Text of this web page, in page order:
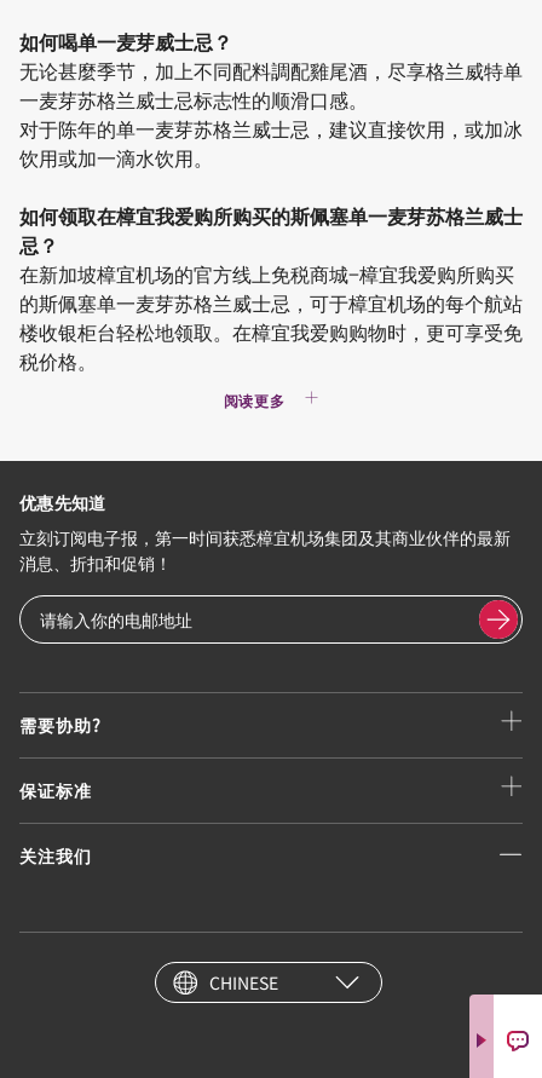
如何喝单一麦芽威士忌？
无论甚麼季节，加上不同配料調配雞尾酒，尽享格兰威特单
一麦芽苏格兰威士忌标志性的顺滑口感。
对于陈年的单一麦芽苏格兰威士忌，建议直接饮用，或加冰
饮用或加一滴水饮用。
如何领取在樟宜我爱购所购买的斯佩塞单一麦芽苏格兰威士
忌？
在新加坡樟宜机场的官方线上免税商城−樟宜我爱购所购买
的斯佩塞单一麦芽苏格兰威士忌，可于樟宜机场的每个航站
楼收银柜台轻松地领取。在樟宜我爱购购物时，更可享受免
税价格。
阅读更多
需要协助?
保证标准
关注我们
优惠先知道
立刻订阅电子报，第一时间获悉樟宜机场集团及其商业伙伴的最新
消息、折扣和促销！
CHINESE